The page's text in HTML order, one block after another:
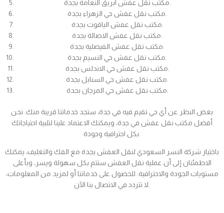
بغض النظر عن أي حي تقيم فيه في جدة، ستجد خدماتنا قريبة منك. نحن
أفضل مكتب نقل عفش في جدة، ويمكنك الاعتماد علينا لتلبية احتياجاتك
باختيار شركة النسر السعودي لنقل العفش بجدة مع الفك والتغليف، يمكنك
الاطمئنان إلى أن عملية نقل العفش ستتم بكل سهولة ويسر، وبأعلى
مستويات الجودة والاحترافية. للحصول على خدماتنا أو لمزيد من المعلومات،